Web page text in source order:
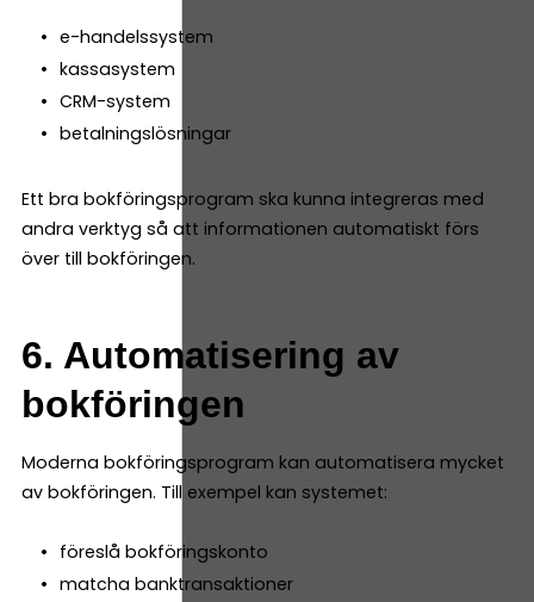
e-handelssystem
kassasystem
CRM-system
betalningslösningar
Ett bra bokföringsprogram ska kunna integreras med
andra verktyg så att informationen automatiskt förs
över till bokföringen.
6. Automatisering av
bokföringen
Moderna bokföringsprogram kan automatisera mycket
av bokföringen. Till exempel kan systemet:
föreslå bokföringskonto
matcha banktransaktioner